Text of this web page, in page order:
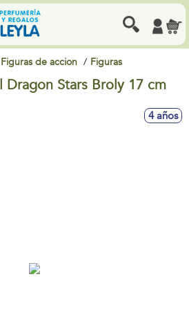
Figuras de accion Figuras
Dragon Stars Broly 17 cm
4 años